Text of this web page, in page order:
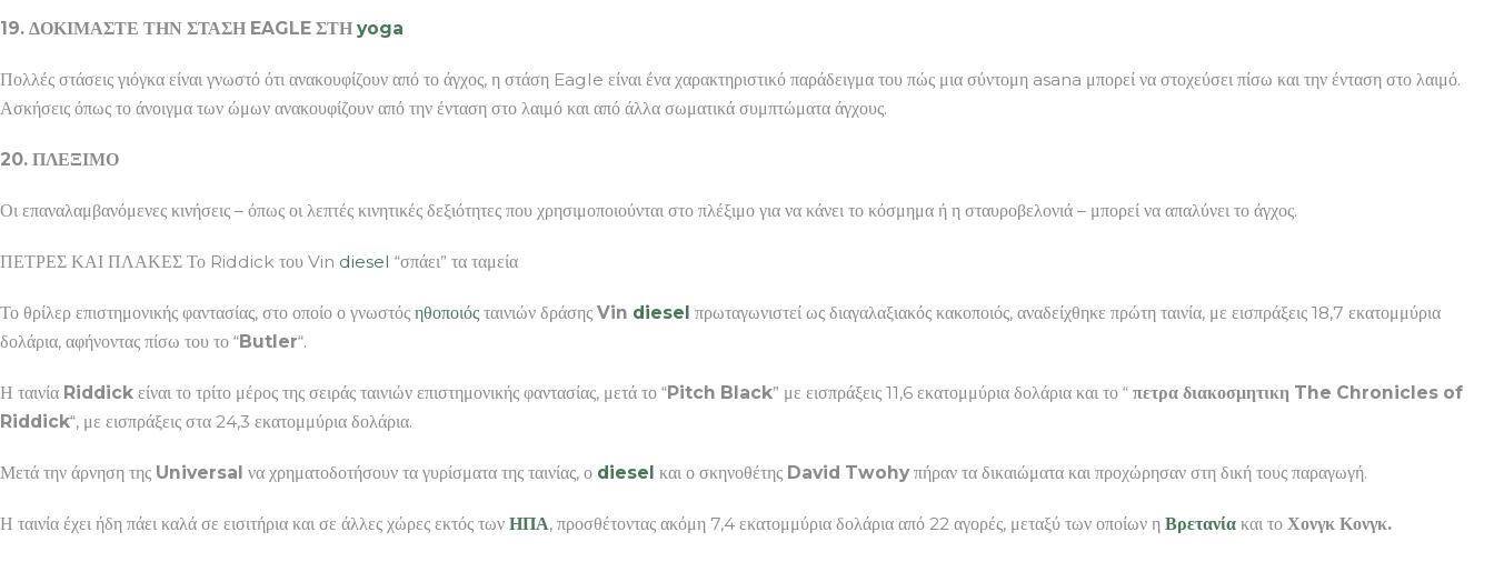
19. ΔΟΚΙΜΑΣΤΕ ΤΗΝ ΣΤΑΣΗ EAGLE ΣΤΗ yoga
Πολλές στάσεις γιόγκα είναι γνωστό ότι ανακουφίζουν από το άγχος, η στάση Eagle είναι ένα χαρακτηριστικό παράδειγμα του πώς μια σύντομη asana μπορεί να στοχεύσει πίσω και την ένταση στο λαιμό.
Ασκήσεις όπως το άνοιγμα των ώμων ανακουφίζουν από την ένταση στο λαιμό και από άλλα σωματικά συμπτώματα άγχους.
20. ΠΛΕΞΙΜΟ
Οι επαναλαμβανόμενες κινήσεις – όπως οι λεπτές κινητικές δεξιότητες που χρησιμοποιούνται στο πλέξιμο για να κάνει το κόσμημα ή η σταυροβελονιά – μπορεί να απαλύνει το άγχος.
ΠΕΤΡΕΣ ΚΑΙ ΠΛΑΚΕΣ Το Riddick του Vin diesel “σπάει” τα ταμεία
Το θρίλερ επιστημονικής φαντασίας, στο οποίο ο γνωστός ηθοποιός ταινιών δράσης Vin diesel πρωταγωνιστεί ως διαγαλαξιακός κακοποιός, αναδείχθηκε πρώτη ταινία, με εισπράξεις 18,7 εκατομμύρια
δολάρια, αφήνοντας πίσω του το “Butler“.
Η ταινία Riddick είναι το τρίτο μέρος της σειράς ταινιών επιστημονικής φαντασίας, μετά το “Pitch Black” με εισπράξεις 11,6 εκατομμύρια δολάρια και το “ πετρα διακοσμητικη The Chronicles of
Riddick“, με εισπράξεις στα 24,3 εκατομμύρια δολάρια.
Μετά την άρνηση της Universal να χρηματοδοτήσουν τα γυρίσματα της ταινίας, ο diesel και ο σκηνοθέτης David Twohyπήραν τα δικαιώματα και προχώρησαν στη δική τους παραγωγή.
Η ταινία έχει ήδη πάει καλά σε εισιτήρια και σε άλλες χώρες εκτός των ΗΠΑ, προσθέτοντας ακόμη 7,4 εκατομμύρια δολάρια από 22 αγορές, μεταξύ των οποίων η Βρετανία και το Χονγκ Κονγκ.